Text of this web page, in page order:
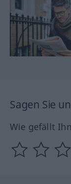
Sagen Sie
Wie gefällt